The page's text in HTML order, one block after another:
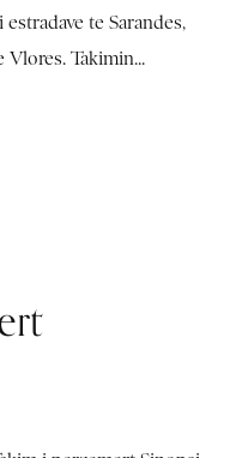
te Sarandes,
Vlores. Takimin...